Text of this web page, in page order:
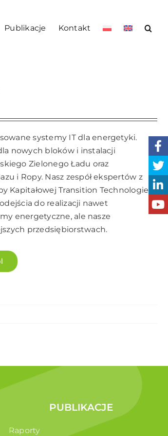
Publikacje Kontakt
systemy IT dla energetyki.
nowych bloków i instalacji
Zielonego Ładu oraz
i Ropy. Nasz zespół ekspertów z
Kapitałowej Transition Technologies,
do realizacji nawet
energetyczne, ale nasze
przedsiębiorstwach.
PUBLIKACJE
Raporty